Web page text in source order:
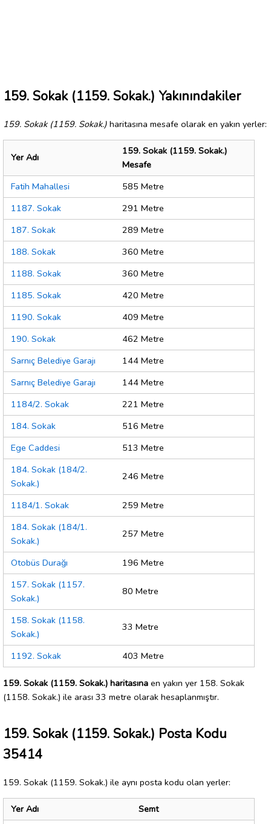
159. Sokak (1159. Sokak.) Yakınındakiler
159. Sokak (1159. Sokak.) haritasına mesafe olarak en yakın yerler:
Yer Adı
159. Sokak (1159. Sokak.)
Mesafe
Fatih Mahallesi
585 Metre
1187. Sokak
291 Metre
187. Sokak
289 Metre
188. Sokak
360 Metre
1188. Sokak
360 Metre
1185. Sokak
420 Metre
1190. Sokak
409 Metre
190. Sokak
462 Metre
Sarnıç Belediye Garajı
144 Metre
Sarnıç Belediye Garajı
144 Metre
1184/2. Sokak
221 Metre
184. Sokak
516 Metre
Ege Caddesi
513 Metre
184. Sokak (184/2.
Sokak.)
246 Metre
1184/1. Sokak
259 Metre
184. Sokak (184/1.
Sokak.)
257 Metre
Otobüs Durağı
196 Metre
157. Sokak (1157.
Sokak.)
80 Metre
158. Sokak (1158.
Sokak.)
33 Metre
1192. Sokak 403 Metre
159. Sokak (1159. Sokak.) haritasına en yakın yer 158. Sokak
(1158. Sokak.) ile arası 33 metre olarak hesaplanmıştır.
159. Sokak (1159. Sokak.) Posta Kodu
35414
159. Sokak (1159. Sokak.) ile aynı posta kodu olan yerler:
Yer Adı
Semt